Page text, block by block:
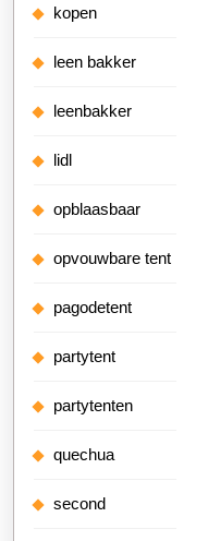
kopen
leen bakker
leenbakker
lidl
opblaasbaar
opvouwbare tent
pagodetent
partytent
partytenten
quechua
second